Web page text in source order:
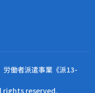
働者派遣事業《派13-
rights reserved.